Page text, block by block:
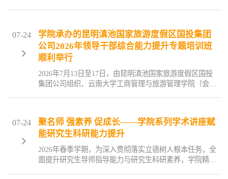
工商联党组成员、副主席岳黎松，云南大学党委常委、副
校长吴涧出席开班仪式并分别致辞；省总工会党组成员、
副主席金勇，学院相关领导参加开班仪式，仪式由省工商
07-24
学院承办的昆明滇池国家旅游度假区国投集团
公司2026年领导干部综合能力提升专题培训班
顺利举行
2026年7月13日至17日，由昆明滇池国家旅游度假区国投
集团公司组织、云南大学工商管理与旅游管理学院（会计
层干部、下属企业经营管理层、外派财务总监及后备干部
近60人参训。度假区国投集团公司党委书记、董事长薛祖
宏、云南大学商旅学院副院长、滇商学院执行院长王克岭
出席开班仪式并致辞。
07-24
聚名师 强素养 促成长——学院系列学术讲座赋
能研究生科研能力提升
2026年春季学期，为深入贯彻落实立德树人根本任务，全
面提升研究生导师指导能力与研究生科研素养，学院精心